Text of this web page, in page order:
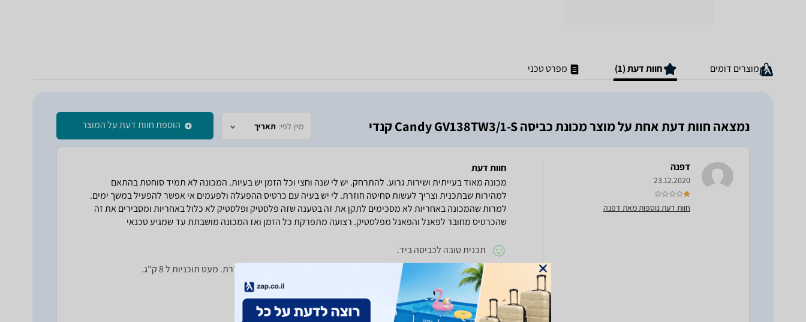
מוצרים דומים חוות דעת (1) מפרט טכני
נמצאה חוות דעת אחת על מוצר מכונת כביסה Candy GV138TW3/1-S קנדי מיין לפי: תאריך הוספת חוות דעת על המוצר
דפנה
23.12.2020
חוות דעת נוספות מאת דפנה
חוות דעת
מכונה מאוד בעייתית ושירות גרוע. להתרחק. יש לי שנה וחצי וכל הזמן יש בעיות. המכונה לא תמיד סוחטת בהתאם
למהירות שבתכנית וצריך לעשות סחיטה חוזרת. לי יש בעיה עם כרטיס ההפעלה ולפעמים אי אפשר להפעיל במשך ימים.
למרות שהמכונה באחריות לא מסכימים לתקן את זה בטענה שזה פלסטיק ופלסטיק לא כלול באחריות ומסבירים את זה
שהכרטיס מחובר לפאנל והפאנל מפלסטיק. רצועה מתפרקת כל הזמן ואז המכונה מושבתת עד שמגיע טכנאי
תכנית טובה לכביסה ביד.
מרעישה, מטיילת בזמן סחיטה, לא סוחטת היטב וצריך לעשות סחיטה חוזרת. מעט תוכניות ל 8 ק"ג.
חוו"ד עזרה 0 חוו"ד לא עזרה